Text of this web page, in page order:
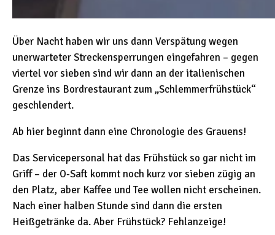
Über Nacht haben wir uns dann Verspätung wegen
unerwarteter Streckensperrungen eingefahren – gegen
viertel vor sieben sind wir dann an der italienischen
Grenze ins Bordrestaurant zum „Schlemmerfrühstück“
geschlendert.
Ab hier beginnt dann eine Chronologie des Grauens!
Das Servicepersonal hat das Frühstück so gar nicht im
Griff – der O-Saft kommt noch kurz vor sieben zügig an
den Platz, aber Kaffee und Tee wollen nicht erscheinen.
Nach einer halben Stunde sind dann die ersten
Heißgetränke da. Aber Frühstück? Fehlanzeige!